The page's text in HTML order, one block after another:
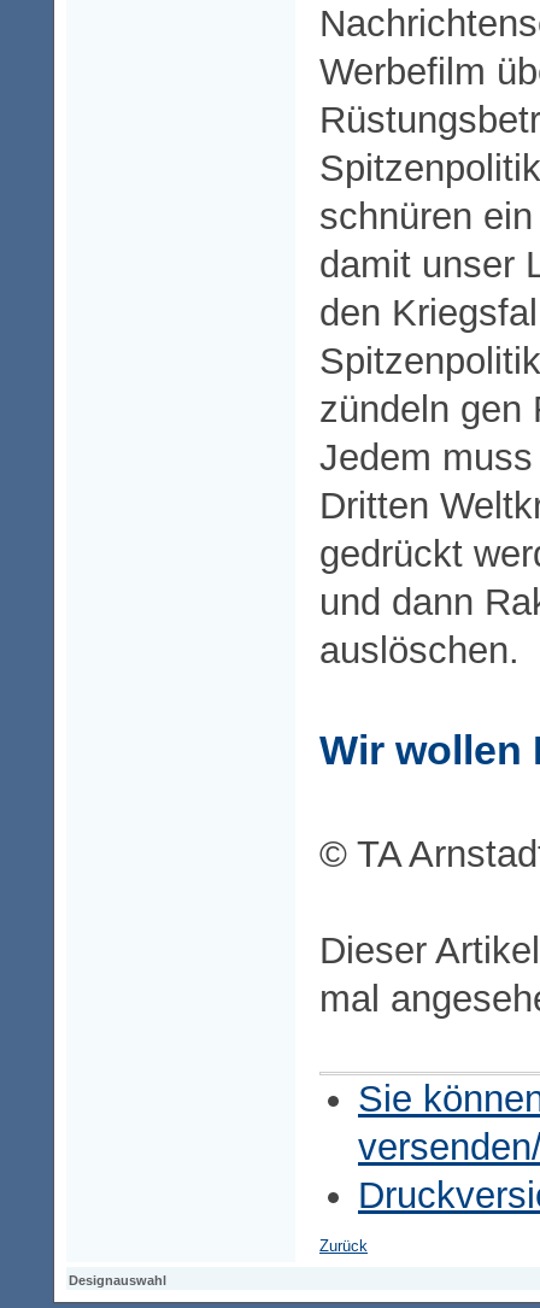
Werbefilm
schnüren
damit unser
den
zündeln gen
Jedem
Dritten
gedrückt
und dann
auslöschen.
Wir wollen
© TA
Dieser
mal
Sie
Zurück
Designauswahl